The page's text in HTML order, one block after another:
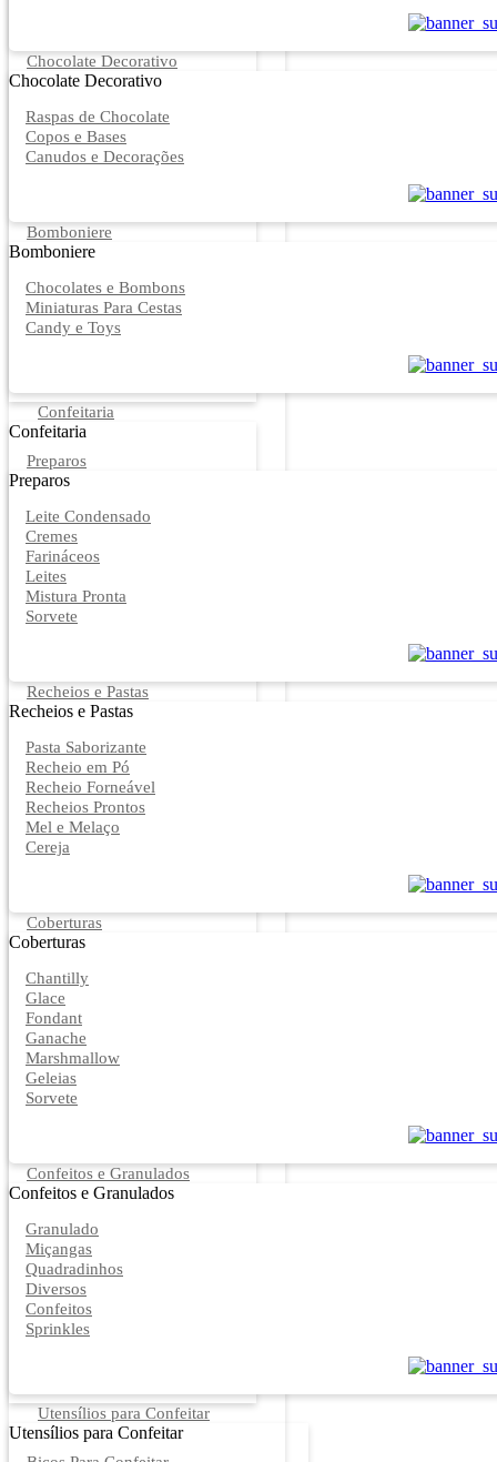
Chocolate Decorativo
Chocolate Decorativo
Raspas de Chocolate
Copos e Bases
Canudos e Decorações
Bomboniere
Bomboniere
Chocolates e Bombons
Miniaturas Para Cestas
Candy e Toys
Confeitaria
Confeitaria
Preparos
Preparos
Leite Condensado
Cremes
Farináceos
Leites
Mistura Pronta
Sorvete
Recheios e Pastas
Recheios e Pastas
Pasta Saborizante
Recheio em Pó
Recheio Forneável
Recheios Prontos
Mel e Melaço
Cereja
Coberturas
Coberturas
Chantilly
Glace
Fondant
Ganache
Marshmallow
Geleias
Sorvete
Confeitos e Granulados
Confeitos e Granulados
Granulado
Miçangas
Quadradinhos
Diversos
Confeitos
Sprinkles
Utensílios para Confeitar
Utensílios para Confeitar